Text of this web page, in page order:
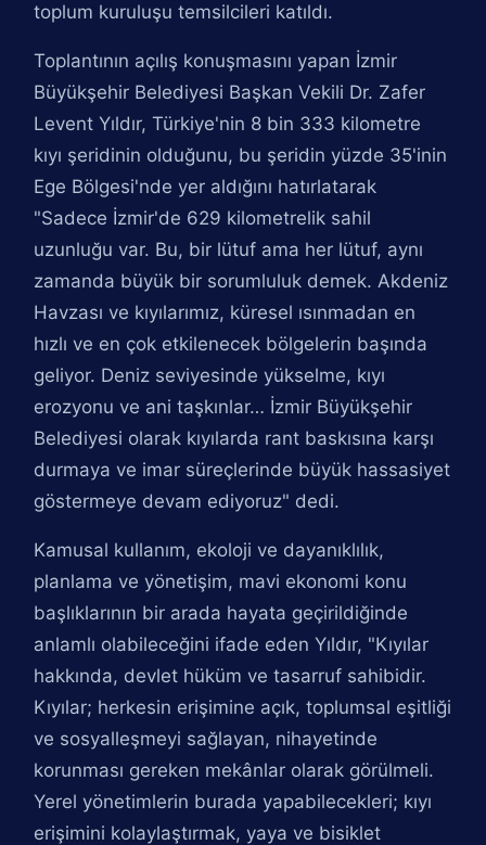
toplum kuruluşu temsilcileri katıldı.
Toplantının açılış konuşmasını yapan İzmir
Büyükşehir Belediyesi Başkan Vekili Dr. Zafer
Levent Yıldır, Türkiye'nin 8 bin 333 kilometre
kıyı şeridinin olduğunu, bu şeridin yüzde 35'inin
Ege Bölgesi'nde yer aldığını hatırlatarak
"Sadece İzmir'de 629 kilometrelik sahil
uzunluğu var. Bu, bir lütuf ama her lütuf, aynı
zamanda büyük bir sorumluluk demek. Akdeniz
Havzası ve kıyılarımız, küresel ısınmadan en
hızlı ve en çok etkilenecek bölgelerin başında
geliyor. Deniz seviyesinde yükselme, kıyı
erozyonu ve ani taşkınlar… İzmir Büyükşehir
Belediyesi olarak kıyılarda rant baskısına karşı
durmaya ve imar süreçlerinde büyük hassasiyet
göstermeye devam ediyoruz" dedi.
Kamusal kullanım, ekoloji ve dayanıklılık,
planlama ve yönetişim, mavi ekonomi konu
başlıklarının bir arada hayata geçirildiğinde
anlamlı olabileceğini ifade eden Yıldır, "Kıyılar
hakkında, devlet hüküm ve tasarruf sahibidir.
Kıyılar; herkesin erişimine açık, toplumsal eşitliği
ve sosyalleşmeyi sağlayan, nihayetinde
korunması gereken mekânlar olarak görülmeli.
Yerel yönetimlerin burada yapabilecekleri; kıyı
erişimini kolaylaştırmak, yaya ve bisiklet